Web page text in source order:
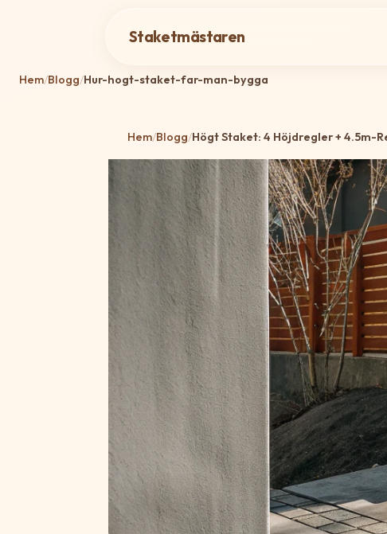
Staketmästaren
Hem/Blogg/Hur-hogt-staket-far-man-bygga
Hem/Blogg/Högt Staket: 4 Höjdregler + 4.5m-